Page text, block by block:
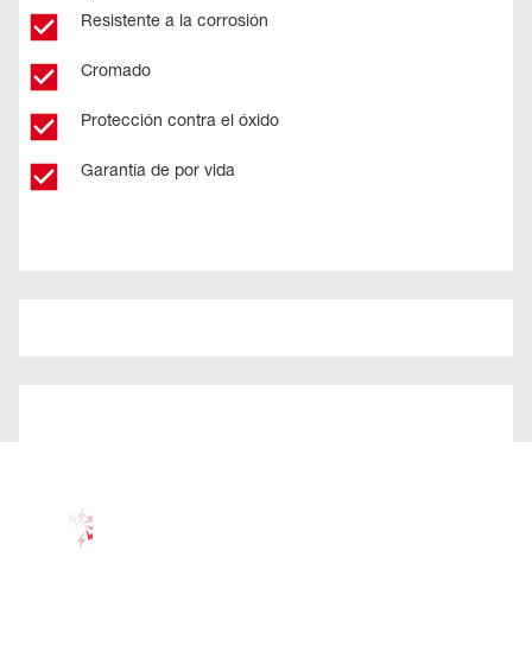
Resistente a la corrosión
Cromado
Protección contra el óxido
Garantía de por vida